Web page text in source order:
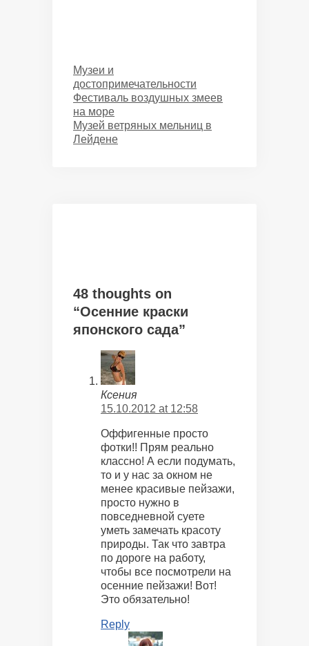
Categories
Музеи и
достопримечательности
Фестиваль воздушных змеев
на море
Музей ветряных мельниц в
Лейдене
48 thoughts on
“Осенние краски
японского сада”
Ксения
15.10.2012 at 12:58
Оффигенные просто
фотки!! Прям реально
классно! А если подумать,
то и у нас за окном не
менее красивые пейзажи,
просто нужно в
повседневной суете
уметь замечать красоту
природы. Так что завтра
по дороге на работу,
чтобы все посмотрели на
осенние пейзажи! Вот!
Это обязательно!
Reply